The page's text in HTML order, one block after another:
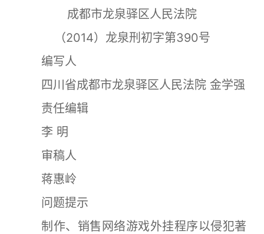
成都市龙泉驿区人民法院
（2014）龙泉刑初字第390号
编写人
四川省成都市龙泉驿区人民法院 金学强
责任编辑
李 明
审稿人
蒋惠岭
问题提示
制作、销售网络游戏外挂程序以侵犯著